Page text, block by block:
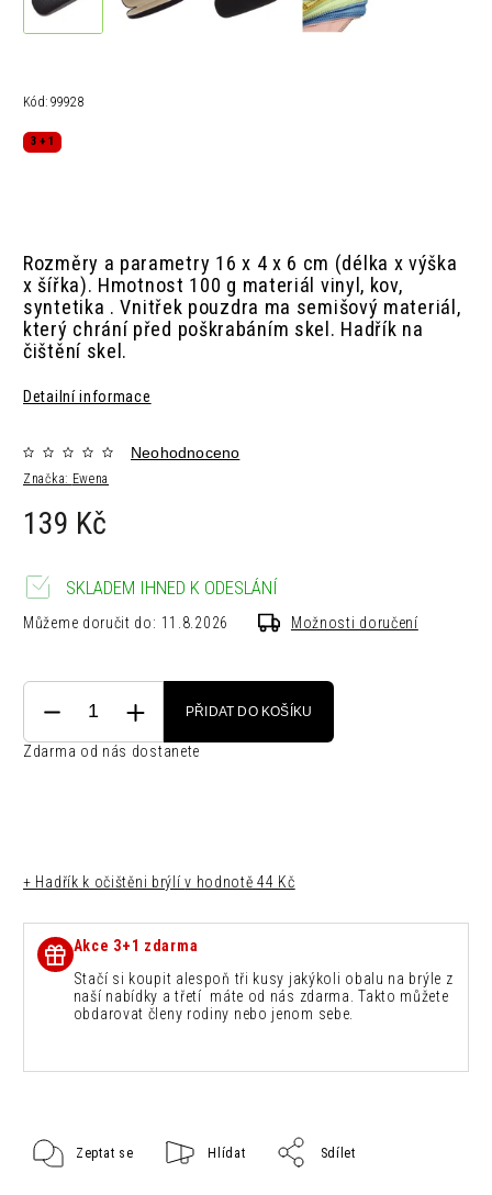
Kód: 99928
3 + 1
Rozměry a parametry 16 x 4 x 6 cm (délka x výška
x šířka). Hmotnost 100 g materiál vinyl, kov,
syntetika .Vnitřek pouzdra ma semišový materiál,
který chrání před poškrabáním skel. Hadřík na
čištění skel.
Detailní informace
Značka: Ewena
Neohodnoceno
139 Kč
SKLADEM IHNED K ODESLÁNÍ
Můžeme doručit do: 11.8.2026 Možnosti doručení
PŘIDAT DO KOŠÍKU
Zdarma od nás dostanete
+ Hadřík k očištěni brýlív hodnotě 44 Kč
Akce 3+1 zdarma
Stačí si koupit alespoň tři kusy jakýkoli obalu na brýle z
naší nabídky a třetí máte od nás zdarma. Takto můžete
obdarovat členy rodiny nebo jenom sebe.
Zeptat se Hlídat Sdílet